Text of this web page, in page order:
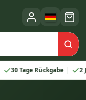
2 Jahre Garantie